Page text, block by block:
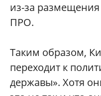
из-за
ПРО.
Таким образом,
переходит к
державы». Хотя